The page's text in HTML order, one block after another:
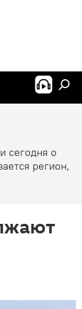
сегодня о
регион,